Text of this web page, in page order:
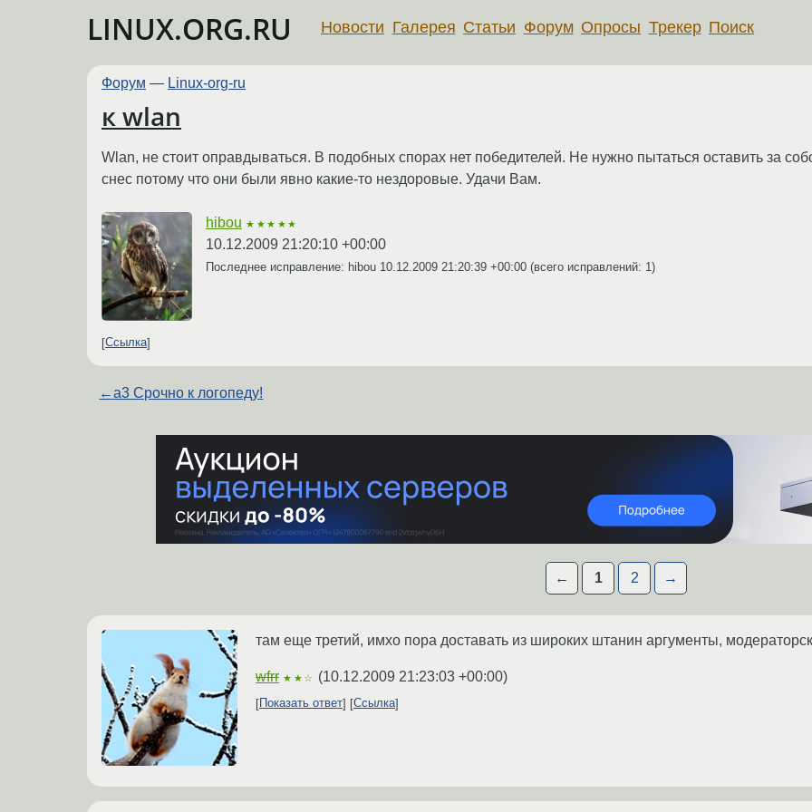
LINUX.ORG.RU Новости Галерея Статьи Форум Опросы Трекер Поиск
Форум — Linux-org-ru
к wlan
Wlan, не стоит оправдываться. В подобных спорах нет победителей. Не нужно пытаться оставить за
снес потому что они были явно какие-то нездоровые. Удачи Вам.
hibou ★★★★★
10.12.2009 21:20:10 +00:00
Последнее исправление: hibou 10.12.2009 21:20:39 +00:00 (всего исправлений: 1)
Ссылка
←a3 Срочно к логопеду!
← 1 2 →
там еще третий, имхо пора доставать из широких штанин аргументы,
wfrr ★★☆ (10.12.2009 21:23:03 +00:00)
Показать ответ Ссылка